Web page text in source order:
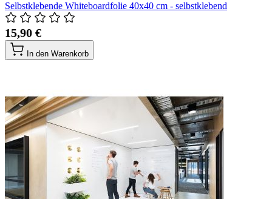
Selbstklebende Whiteboardfolie 40x40 cm - selbstklebend
15,90 €
In den Warenkorb